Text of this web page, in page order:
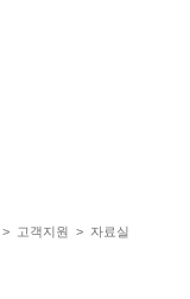
고객지원 > 자료실